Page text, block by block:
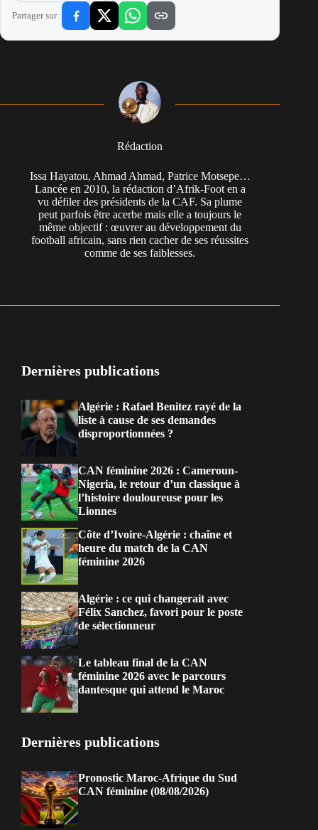
Partager sur :
Rédaction
Issa Hayatou, Ahmad Ahmad, Patrice Motsepe…
Lancée en 2010, la rédaction d’Afrik-Foot en a
vu défiler des présidents de la CAF. Sa plume
peut parfois être acerbe mais elle a toujours le
même objectif : œuvrer au développement du
football africain, sans rien cacher de ses réussites
comme de ses faiblesses.
Dernières publications
Algérie : Rafael Benitez rayé de la
liste à cause de ses demandes
disproportionnées ?
CAN féminine 2026 : Cameroun-
Nigeria, le retour d’un classique à
l’histoire douloureuse pour les
Lionnes
Côte d’Ivoire-Algérie : chaîne et
heure du match de la CAN
féminine 2026
Algérie : ce qui changerait avec
Félix Sanchez, favori pour le poste
de sélectionneur
Le tableau final de la CAN
féminine 2026 avec le parcours
dantesque qui attend le Maroc
Dernières publications
Pronostic Maroc-Afrique du Sud
CAN féminine (08/08/2026)